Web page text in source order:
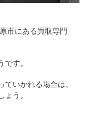
市にある買取専門
す。
いかれる場合は、
う。